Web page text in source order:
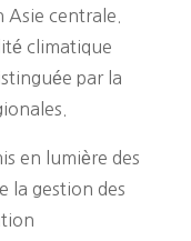
centrale.
climatique
par la
en lumière des
la gestion des